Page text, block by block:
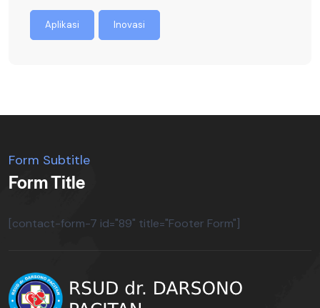
Aplikasi Inovasi
Form Subtitle
Form Title
[contact-form-7 id="89" title="Footer Form"]